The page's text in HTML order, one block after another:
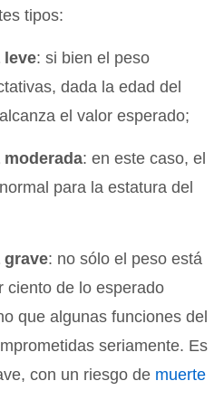
tipos:
leve: si bien el peso
dada la edad del
el valor esperado;
: en este caso, el
para la estatura del
grave: no sólo el peso está
ciento de lo esperado
que algunas funciones del
seriamente. Es
con un riesgo de muerte